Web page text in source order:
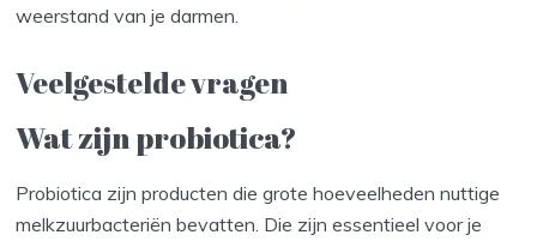
weerstand van je darmen.
Veelgestelde vragen
Wat zijn probiotica?
Probiotica zijn producten die grote hoeveelheden nuttige
melkzuurbacteriën bevatten. Die zijn essentieel voor je